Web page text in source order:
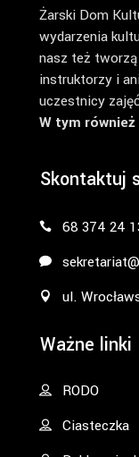
Żarski Dom
wydarzenia
nasz też
instruktorzy i
uczestnicy
W tym również
Skontaktuj
68 374 24
ul.
Ważne linki
RODO
Ciasteczka